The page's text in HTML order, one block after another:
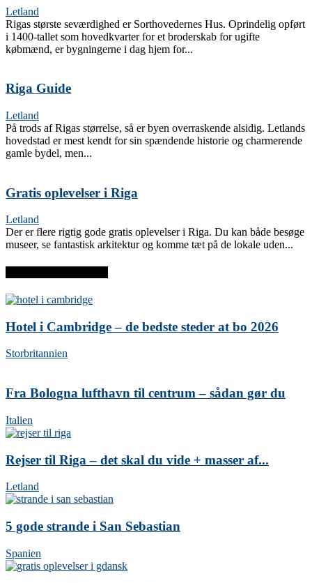
Letland
Rigas største seværdighed er Sorthovedernes Hus. Oprindelig opført
i 1400-tallet som hovedkvarter for et broderskab for ugifte
købmænd, er bygningerne i dag hjem for...
Riga Guide
Letland
På trods af Rigas størrelse, så er byen overraskende alsidig. Letlands
hovedstad er mest kendt for sin spændende historie og charmerende
gamle bydel, men...
Gratis oplevelser i Riga
Letland
Der er flere rigtig gode gratis oplevelser i Riga. Du kan både besøge
museer, se fantastisk arkitektur og komme tæt på de lokale uden...
Hotel i Cambridge – de bedste steder at bo 2026
Storbritannien
Fra Bologna lufthavn til centrum – sådan gør du
Italien
Rejser til Riga – det skal du vide + masser af...
Letland
5 gode strande i San Sebastian
Spanien